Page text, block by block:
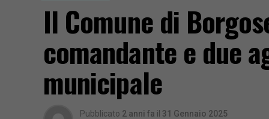
Il Comune di
comandante e due
municipale
Pubblicato 2 anni fa il 31 Gennaio 2025